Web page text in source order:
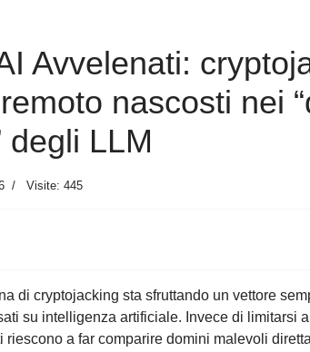
Avvelenati:
nascosti nei
degli LLM
Visite: 445
di cryptojacking sta sfruttando un vettore
su intelligenza artificiale. Invece di limitarsi
riescono a far comparire domini malevoli